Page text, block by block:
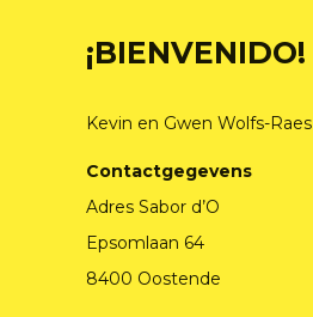
¡BIENVENIDO!
Kevin en Gwen Wolfs-Raes
Contactgegevens
Adres Sabor d’O
Epsomlaan 64
8400 Oostende